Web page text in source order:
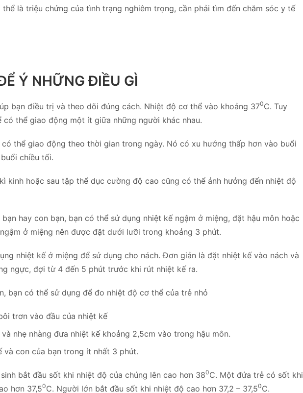
thể là triệu chứng của tình trạng nghiêm trọng, cần phải tìm đến chăm sóc y tế
Ý NHỮNG ĐIỀU GÌ
bạn điều trị và theo dõi đúng cách. Nhiệt độ cơ thể vào khoảng 370C. Tuy
có thể giao động một ít giữa những người khác nhau.
thể giao động theo thời gian trong ngày. Nó có xu hướng thấp hơn vào buổi
chiều tối.
kinh hoặc sau tập thể dục cường độ cao cũng có thể ảnh hưởng đến nhiệt độ
hay con bạn, bạn có thể sử dụng nhiệt kế ngậm ở miệng, đặt hậu môn hoặc
ở miệng nên được đặt dưới lưỡi trong khoảng 3 phút.
nhiệt kế ở miệng để sử dụng cho nách. Đơn giản là đặt nhiệt kế vào nách và
ngực, đợi từ 4 đến 5 phút trước khi rút nhiệt kế ra.
bạn có thể sử dụng để đo nhiệt độ cơ thể của trẻ nhỏ
trơn vào đầu của nhiệt kế
nhẹ nhàng đưa nhiệt kế khoảng 2,5cm vào trong hậu môn.
và con của bạn trong ít nhất 3 phút.
bắt đầu sốt khi nhiệt độ của chúng lên cao hơn 380C. Một đứa trẻ có sốt khi
hơn 37,50C. Người lớn bắt đầu sốt khi nhiệt độ cao hơn 37,2 – 37,50C.